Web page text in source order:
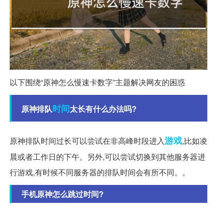
以下围绕“原神怎么慢速卡数字”主题解决网友的困惑
原神排队时间太长有什么办法吗?
原神排队时间过长可以尝试在非高峰时段进入游戏,比如凌
晨或者工作日的下午。另外,可以尝试切换到其他服务器进
行游戏,有时候不同服务器的排队时间会有所不同。。
手机原神怎么跳过时间?